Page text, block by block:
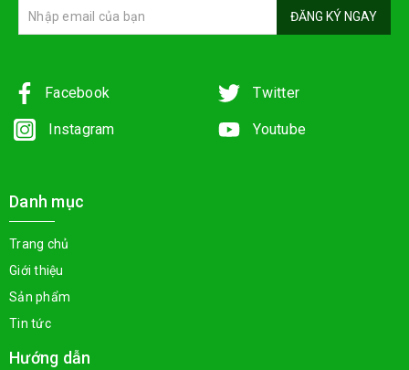
ĐĂNG KÝ NGAY
Facebook Twitter
Instagram Youtube
Danh mục
Trang chủ
Giới thiệu
Sản phẩm
Tin tức
Hướng dẫn